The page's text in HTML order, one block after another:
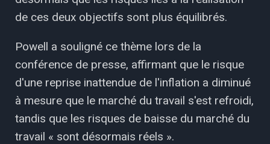
de ces deux objectifs sont plus équilibrés.
Powell a souligné ce thème lors de la
conférence de presse, affirmant que le risque
d'une reprise inattendue de l'inflation a diminué
à mesure que le marché du travail s'est refroidi,
tandis que les risques de baisse du marché du
travail « sont désormais réels ».